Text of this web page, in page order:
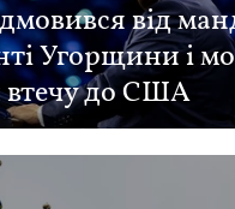
від
Угорщини і
втечу до США